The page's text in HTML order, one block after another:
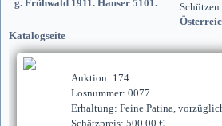
Katalogseite
Auktion: 174
Losnummer: 0077
Erhaltung: Feine Patina,
Schätzpreis: 500,00 €